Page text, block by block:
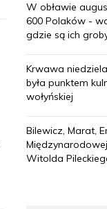
W obławie
600 Polaków -
gdzie są ich
Krwawa
była punktem
wołyńskiej
Bilewicz, Marat,
Witolda